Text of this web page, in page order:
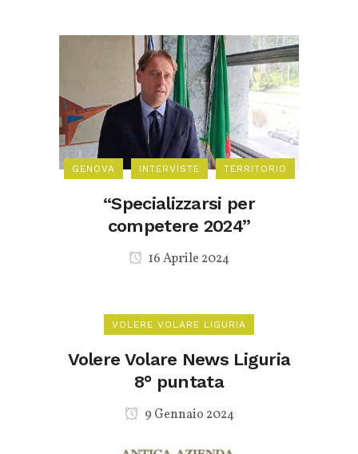
GENOVA INTERVISTE TERRITORIO
“Specializzarsi per
competere 2024”
16 Aprile 2024
VOLERE VOLARE LIGURIA
Volere Volare News Liguria
8° puntata
9 Gennaio 2024